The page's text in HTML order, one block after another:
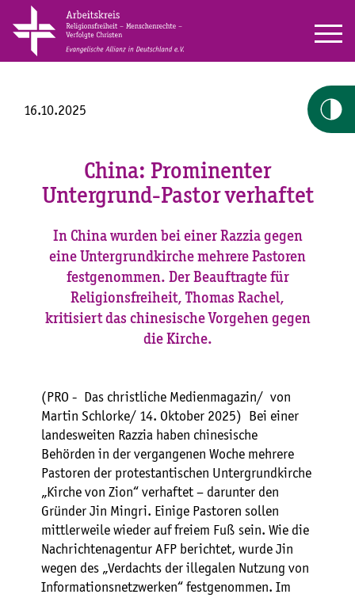
16.10.2025
China: Prominenter
Untergrund-Pastor verhaftet
In China wurden bei einer Razzia gegen
eine Untergrundkirche mehrere Pastoren
festgenommen. Der Beauftragte für
Religionsfreiheit, Thomas Rachel,
kritisiert das chinesische Vorgehen gegen
die Kirche.
(PRO - Das christliche Medienmagazin/ von
Martin Schlorke/ 14. Oktober 2025) Bei einer
landesweiten Razzia haben chinesische
Behörden in der vergangenen Woche mehrere
Pastoren der protestantischen Untergrundkirche
„Kirche von Zion“ verhaftet – darunter den
Gründer Jin Mingri. Einige Pastoren sollen
mittlerweile wieder auf freiem Fuß sein. Wie die
Nachrichtenagentur AFP berichtet, wurde Jin
wegen des „Verdachts der illegalen Nutzung von
Informationsnetzwerken“ festgenommen. Im